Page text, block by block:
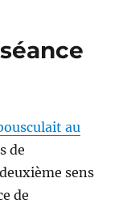
au
de
sens
de